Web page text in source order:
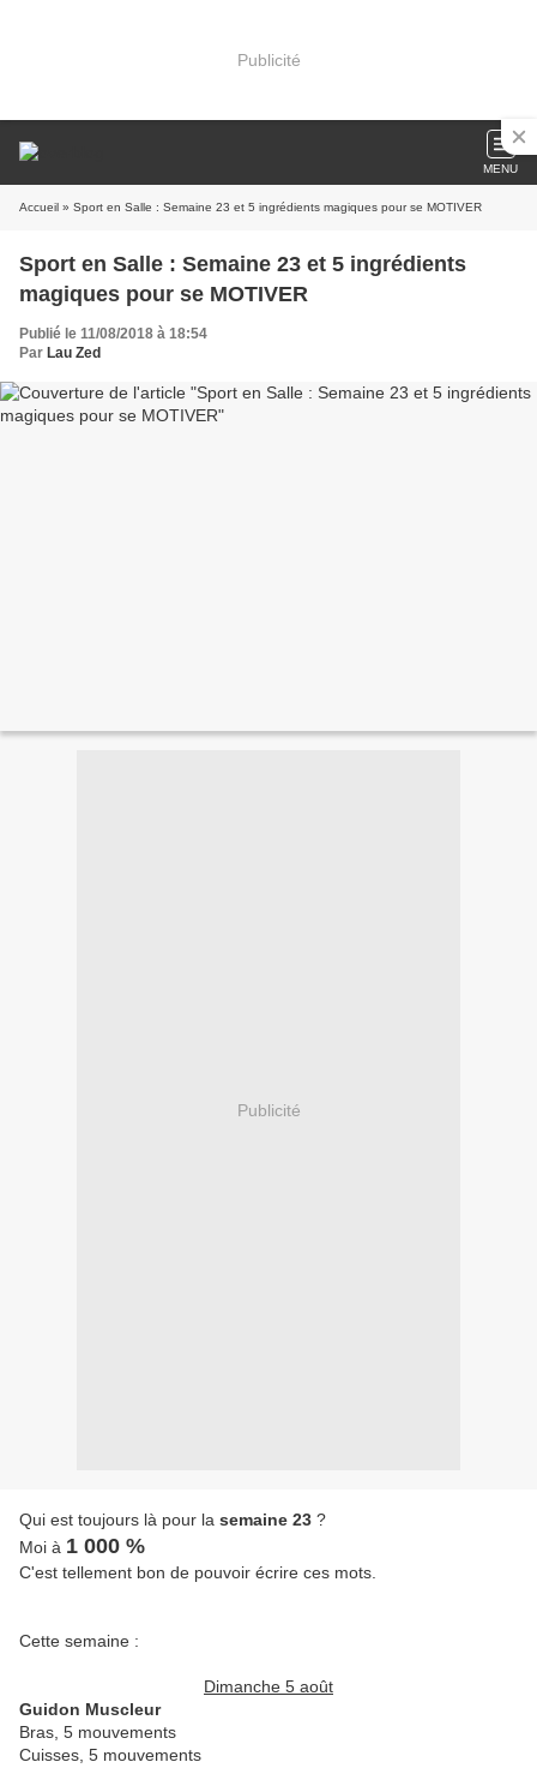
Publicité
MENU
Accueil » Sport en Salle : Semaine 23 et 5 ingrédients magiques pour se MOTIVER
Sport en Salle : Semaine 23 et 5 ingrédients
magiques pour se MOTIVER
Publié le 11/08/2018 à 18:54
Par Lau Zed
Publicité
Qui est toujours là pour la semaine 23 ?
Moi à 1 000 %
C'est tellement bon de pouvoir écrire ces mots.
Cette semaine :
Dimanche 5 août
Guidon Muscleur
Bras, 5 mouvements
Cuisses, 5 mouvements